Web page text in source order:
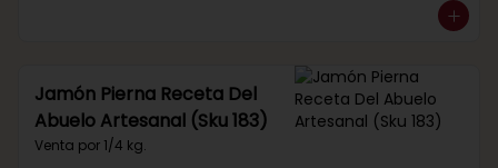
Jamón Pierna Receta Del
Abuelo Artesanal (Sku 183)
Venta por 1/4 kg.